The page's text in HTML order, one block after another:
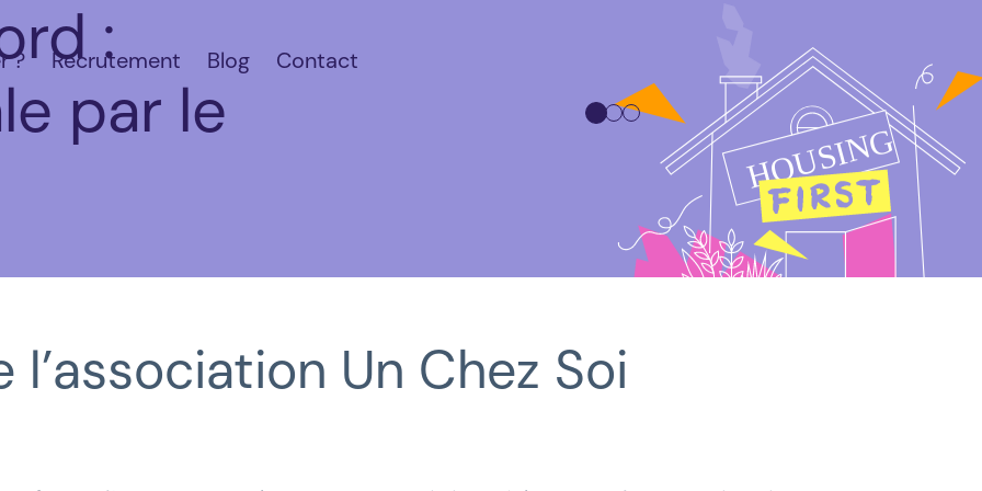
? Recrutement Blog Contact
:
par le
l’association Un Chez Soi